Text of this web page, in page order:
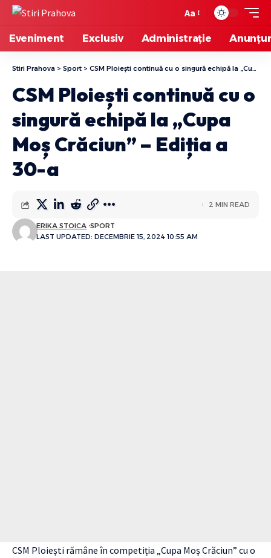
Aa
Eveniment Exclusiv Administrație
Stiri Prahova > Sport > CSM Ploiești continuă cu o singură echipă la „Cupa Moș Crăciun” – Ediția a 30-a
CSM Ploiești continuă cu o
singură echipă la „Cupa
Moș Crăciun” – Ediția a
30-a
LAST UPDATED: DECEMBRIE 15, 2024 10:55 AM
ERIKA STOICA SPORT
2 MIN READ
CSM Ploiești rămâne în competiția „Cupa Moș Crăciun” cu o